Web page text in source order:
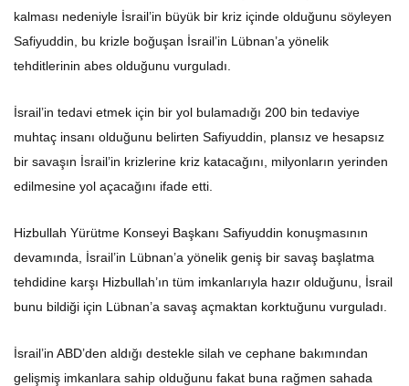
kalması nedeniyle İsrail’in büyük bir kriz içinde olduğunu söyleyen
Safiyuddin, bu krizle boğuşan İsrail’in Lübnan’a yönelik
tehditlerinin abes olduğunu vurguladı.
İsrail’in tedavi etmek için bir yol bulamadığı 200 bin tedaviye
muhtaç insanı olduğunu belirten Safiyuddin, plansız ve hesapsız
bir savaşın İsrail’in krizlerine kriz katacağını, milyonların yerinden
edilmesine yol açacağını ifade etti.
Hizbullah Yürütme Konseyi Başkanı Safiyuddin konuşmasının
devamında, İsrail’in Lübnan’a yönelik geniş bir savaş başlatma
tehdidine karşı Hizbullah’ın tüm imkanlarıyla hazır olduğunu, İsrail
bunu bildiği için Lübnan’a savaş açmaktan korktuğunu vurguladı.
İsrail’in ABD’den aldığı destekle silah ve cephane bakımından
gelişmiş imkanlara sahip olduğunu fakat buna rağmen sahada